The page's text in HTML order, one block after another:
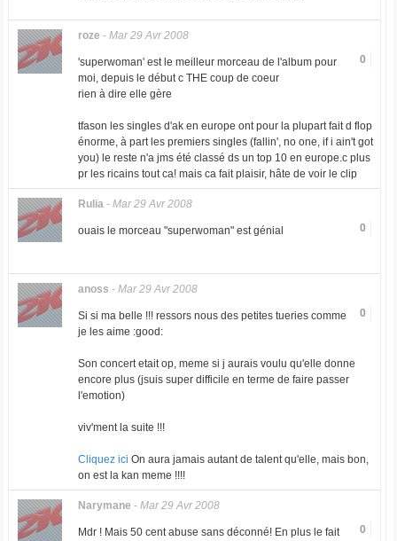
roze - Mar 29 Avr 2008
0
'superwoman' est le meilleur morceau de l'album pour
moi, depuis le début c THE coup de coeur
rien à dire elle gère
tfason les singles d'ak en europe ont pour la plupart fait d flop
énorme, à part les premiers singles (fallin', no one, if i ain't got
you) le reste n'a jms été classé ds un top 10 en europe.c plus
pr les ricains tout ca! mais ca fait plaisir, hâte de voir le clip
Rulia- Mar 29 Avr 2008
0
ouais le morceau "superwoman" est génial
anoss - Mar 29 Avr 2008
0
Si si ma belle !!! ressors nous des petites tueries comme
je les aime :good:
Son concert etait op, meme si j aurais voulu qu'elle donne
encore plus (jsuis super difficile en terme de faire passer
l'emotion)
viv'ment la suite !!!
Cliquez ici On aura jamais autant de talent qu'elle, mais bon,
on est la kan meme !!!!
Narymane - Mar 29 Avr 2008
0
Mdr ! Mais 50 cent abuse sans déconné! En plus le fait